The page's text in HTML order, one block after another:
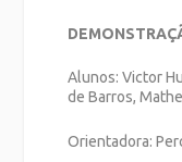
Alunos: Victor
de Barros,
Orientadora: